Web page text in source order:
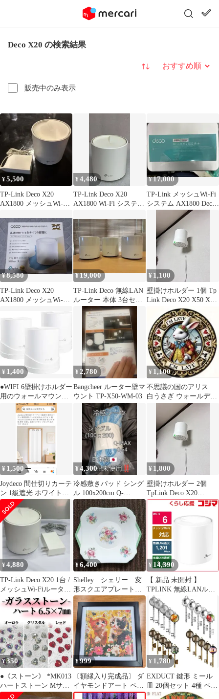
Deco X20 の検索結果
販売中のみ表示
並び替え
¥5,500
TP-Link Deco X20
AX1800 メッシュWi-Fi
¥4,480
TP-Link Deco X20
AX1800 Wi-Fi システム
¥17,000
TP-Link メッシュWi-Fi
システム AX1800 Deco
¥8,580
TP-Link Deco X20
AX1800 メッシュWi-Fi6
¥19,000
TP-Link Deco 無線LAN
ルーター 本体 3台セッ
¥ 1,100
壁掛けホルダー 1個 Tp
Link Deco X20 X50 X60
X55 Deco Mesh Wifi 6
WiFi ルーター ブラケッ
ト
¥ 1,400
●WIFI 6壁掛けホルダー
用のウォールマウント
ホルダー
¥2,780
Bangcheer ルーター壁マ
ウント TP-X50-WM-03
¥ 1,100
不思議の国のアリス
白うさぎ ウォールデコ
¥ 1,500
Joydeco 間仕切りカーテ
ン 1級遮光 ホワイト
100x200cm
¥4,300
冷感敷きパッド シング
ル 100x200cm Q-
MAX0,54 新品未使用‼️
¥ 1,800
壁掛けホルダー 2個
TpLink Deco X20
X50X60X55 Deco
¥4,880
TP-Link Deco X20 1台 /
メッシュWi-Fiルーター
++925230
¥6,400
Shelley シェリー 変
形スクエアプレート
ケーキ／サンドイッチ
プレート
¥ 14,390
【 新品 未開封 】
TPLINK 無線LANルー
ター(Wi-Fiルーター)
Wi-Fi 6(ax)/ac/n/a/g/b
Deco X20(1-pack) 未使
用 送料無料
¥350
●《ストーン》 *MK013
ハートストーン Mサイ
ズ 6.5×7㎜ / ネイルスト
¥999
〔額縁入り完成品〕 ダ
イヤモンドアート ペイ
ント 猫 絵画 クリスタ
¥ 1,780
EXDUCT 鍵形 ミール
皿 20個セット 4種 ペン
ダント デコパーツ 台座